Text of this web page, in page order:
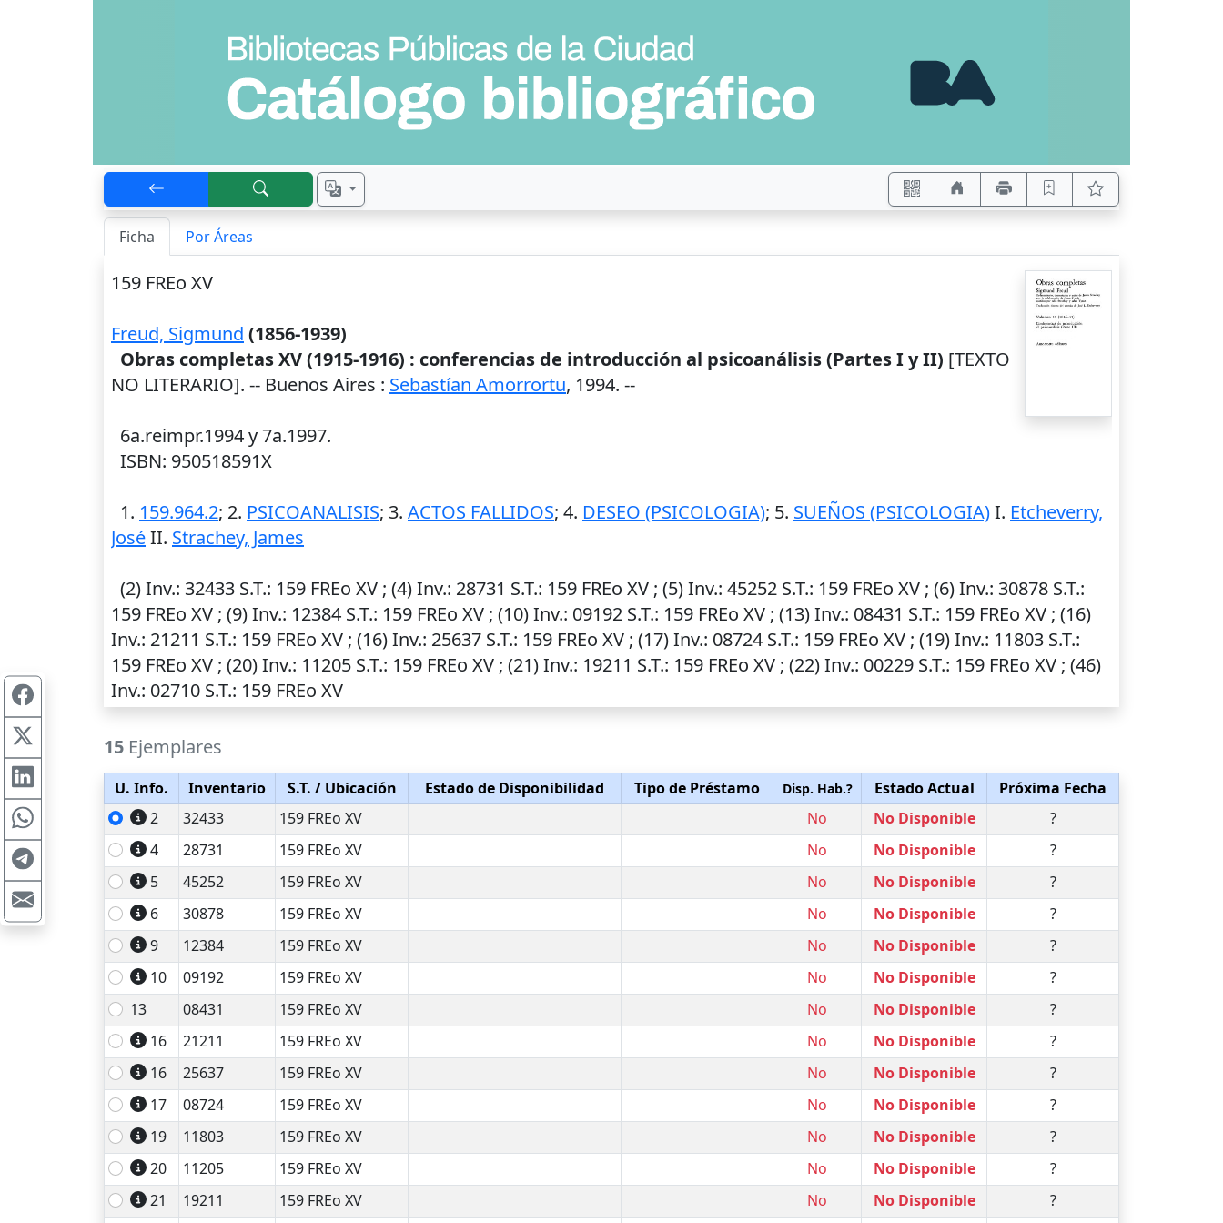
Ficha Por Áreas
159 FREo XV
Freud, Sigmund (1856-1939)
Obras completas XV (1915-1916) : conferencias de introducción al psicoanálisis (Partes I y II) [TEXTO
NO LITERARIO]. -- Buenos Aires : Sebastían Amorrortu, 1994. --
6a.reimpr.1994 y 7a.1997.
ISBN: 950518591X
1. 159.964.2; 2. PSICOANALISIS; 3. ACTOS FALLIDOS; 4. DESEO (PSICOLOGIA); 5. SUEÑOS (PSICOLOGIA)I. Etcheverry,
JoséII. Strachey, James
(2)Inv.: 32433 S.T.: 159 FREo XV ; (4)Inv.: 28731 S.T.: 159 FREo XV ; (5)Inv.: 45252 S.T.: 159 FREo XV ; (6)Inv.: 30878 S.T.:
159 FREo XV ; (9)Inv.: 12384 S.T.: 159 FREo XV ; (10)Inv.: 09192 S.T.: 159 FREo XV ; (13)Inv.: 08431 S.T.: 159 FREo XV ; (16)
Inv.: 21211 S.T.: 159 FREo XV ; (16)Inv.: 25637 S.T.: 159 FREo XV ; (17)Inv.: 08724 S.T.: 159 FREo XV ; (19)Inv.: 11803 S.T.:
159 FREo XV ; (20)Inv.: 11205 S.T.: 159 FREo XV ; (21)Inv.: 19211 S.T.: 159 FREo XV ; (22)Inv.: 00229 S.T.: 159 FREo XV ; (46)
Inv.: 02710 S.T.: 159 FREo XV
15 Ejemplares
U. Info. Inventario S.T. / Ubicación Estado de Disponibilidad Tipo de Préstamo Disp. Hab.? Estado Actual
Próxima Fecha
2
32433 159 FREo XV No No Disponible
?
4
28731 159 FREo XV No No Disponible
?
5
45252 159 FREo XV No No Disponible
?
6
30878 159 FREo XV No No Disponible
?
9
12384 159 FREo XV No No Disponible
?
10
09192 159 FREo XV No No Disponible
?
13
08431 159 FREo XV No No Disponible
?
16
21211 159 FREo XV No No Disponible
?
16
25637 159 FREo XV No No Disponible
?
17
08724 159 FREo XV No No Disponible
?
19
11803 159 FREo XV No No Disponible
?
20
11205 159 FREo XV No No Disponible
?
21
19211 159 FREo XV No No Disponible
?